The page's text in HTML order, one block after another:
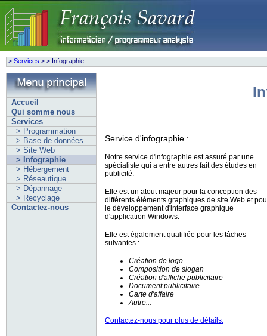
> Services > > Infographie
Accueil
Qui somme nous
Services
> Programmation
> Base de données
> Site Web
> Infographie
> Hébergement
> Réseautique
> Dépannage
> Recyclage
Contactez-nous
Service d'infographie :
Notre service d'infographie est assuré par une
spécialiste qui a entre autres fait des études en
publicité.
Elle est un atout majeur pour la conception des
différents éléments graphiques de site Web et
le développement d'interface graphique
d'application Windows.
Elle est également qualifiée pour les tâches
suivantes :
Création de logo
Composition de slogan
Création d'affiche publicitaire
Document publicitaire
Carte d'affaire
Autre...
Contactez-nous pour plus de détails.